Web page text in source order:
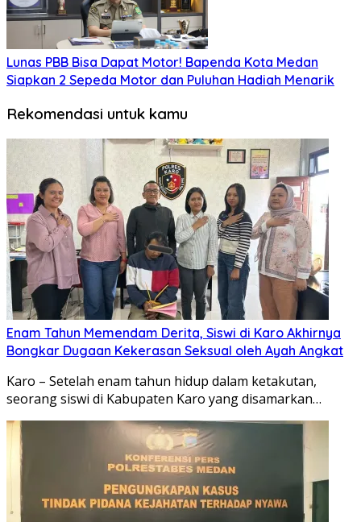
Lunas PBB Bisa Dapat Motor! Bapenda Kota Medan
Siapkan 2 Sepeda Motor dan Puluhan Hadiah Menarik
Rekomendasi untuk kamu
Enam Tahun Memendam Derita, Siswi di Karo Akhirnya
Bongkar Dugaan Kekerasan Seksual oleh Ayah Angkat
Karo – Setelah enam tahun hidup dalam ketakutan,
seorang siswi di Kabupaten Karo yang disamarkan…